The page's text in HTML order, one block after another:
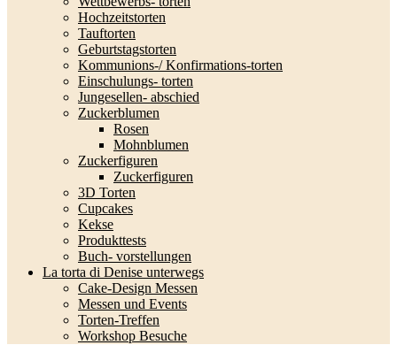
Hochzeitstorten
Tauftorten
Geburtstagstorten
Kommunions-/ Konfirmations-torten
Einschulungs- torten
Jungesellen- abschied
Zuckerblumen
Rosen
Mohnblumen
Zuckerfiguren
Zuckerfiguren
3D Torten
Cupcakes
Kekse
Produkttests
Buch- vorstellungen
La torta di Denise unterwegs
Cake-Design Messen
Messen und Events
Torten-Treffen
Workshop Besuche